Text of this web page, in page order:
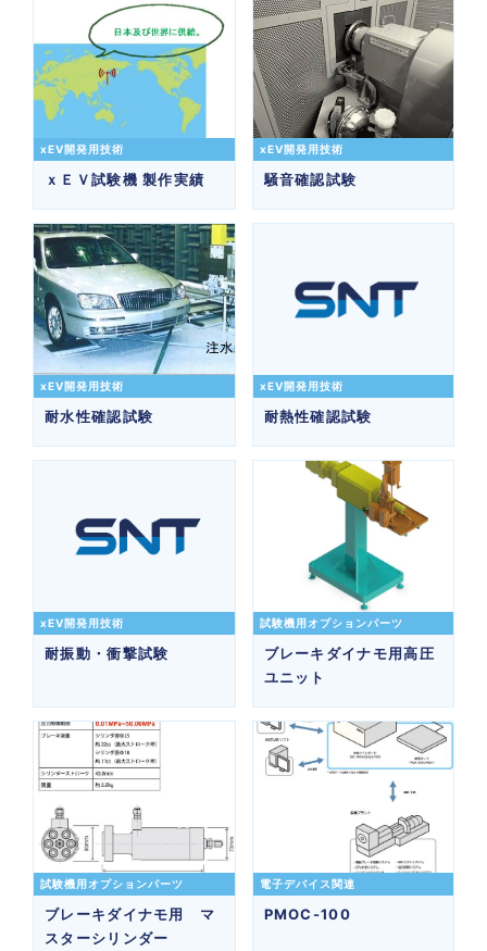
xEV開発用技術
ｘＥＶ試験機 製作実績
xEV開発用技術
騒音確認試験
xEV開発用技術
耐水性確認試験
xEV開発用技術
耐熱性確認試験
xEV開発用技術
耐振動・衝撃試験
試験機用オプションパーツ
ブレーキダイナモ用高圧
ユニット
試験機用オプションパーツ
ブレーキダイナモ用 マ
スターシリンダー
電子デバイス関連
PMOC-100